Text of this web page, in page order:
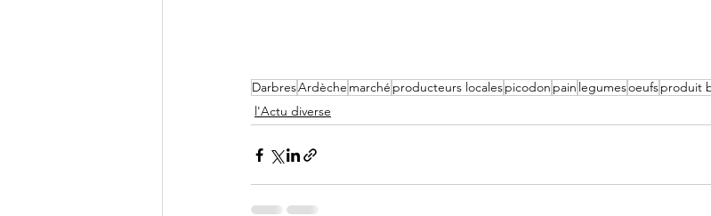
DarbresArdèche marché producteurs localespicodon pain legumesoeufsproduit
l'Actu diverse